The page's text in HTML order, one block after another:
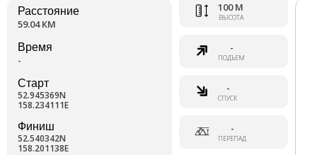
Расстояние
59.04 КМ
Время
-
Старт
52.945369N
158.234111E
Финиш
52.540342N
158.201138E
100 М
ВЫСОТА
-
ПОДЪЕМ
-
СПУСК
-
ПЕРЕПАД